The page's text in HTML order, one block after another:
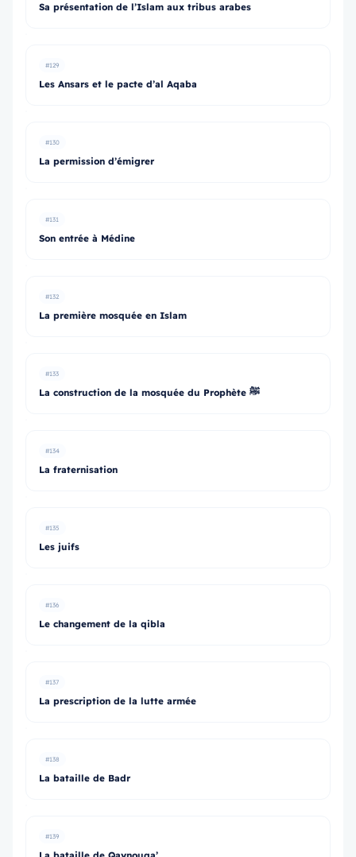
Sa présentation de l’Islam aux tribus arabes
#129
Les Ansars et le pacte d’al Aqaba
#130
La permission d’émigrer
#131
Son entrée à Médine
#132
La première mosquée en Islam
#133
La construction de la mosquée du Prophète ﷺ
#134
La fraternisation
#135
Les juifs
#136
Le changement de la qibla
#137
La prescription de la lutte armée
#138
La bataille de Badr
#139